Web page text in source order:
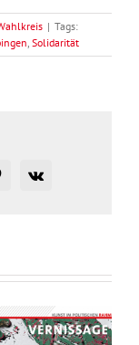
| Tags:
Solidarität
Vk